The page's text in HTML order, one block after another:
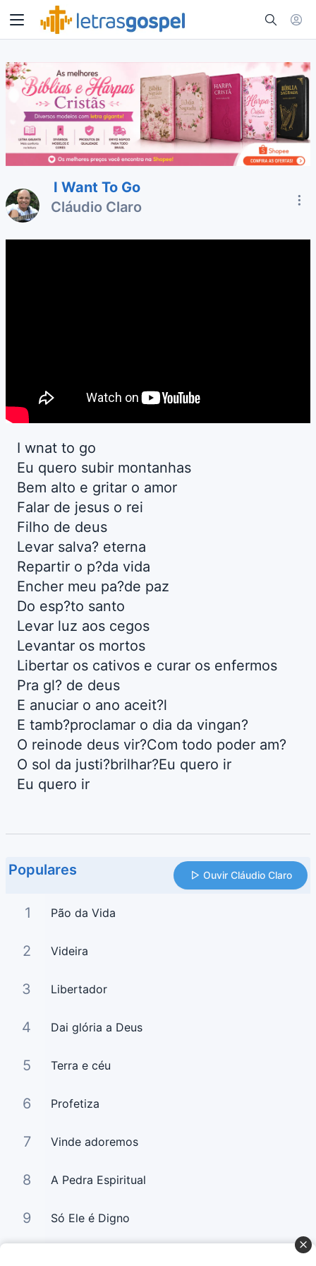
I Want To Go
Cláudio Claro
I wnat to go
Eu quero subir montanhas
Bem alto e gritar o amor
Falar de jesus o rei
Filho de deus
Levar salva? eterna
Repartir o p?da vida
Encher meu pa?de paz
Do esp?to santo
Levar luz aos cegos
Levantar os mortos
Libertar os cativos e curar os enfermos
Pra gl? de deus
E anuciar o ano aceit?l
E tamb?proclamar o dia da vingan?
O reinode deus vir?Com todo poder am?
O sol da justi?brilhar?Eu quero ir
Eu quero ir
Populares Ouvir Cláudio Claro
1 Pão da Vida
2 Videira
3 Libertador
4 Dai glória a Deus
5 Terra e céu
6 Profetiza
7 Vinde adoremos
8 A Pedra Espiritual
9 Só Ele é Digno